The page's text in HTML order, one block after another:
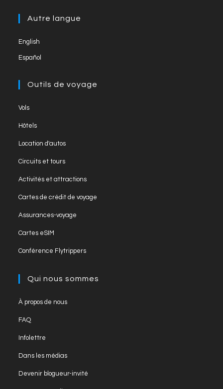
Autre langue
English
Español
Outils de voyage
Vols
Hôtels
Location d'autos
Circuits et tours
Activités et attractions
Cartes de crédit de voyage
Assurances-voyage
Cartes eSIM
Conférence Flytrippers
Qui nous sommes
À propos de nous
FAQ
Infolettre
Dans les médias
Devenir blogueur-invité